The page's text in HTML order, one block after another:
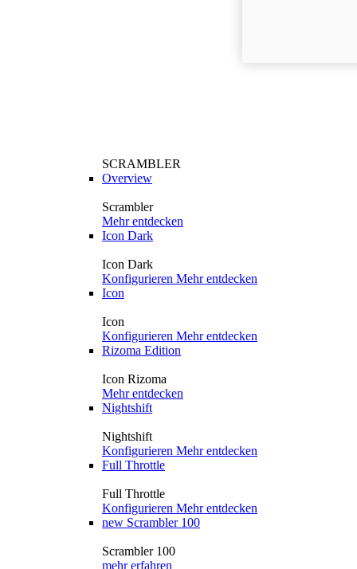
SCRAMBLER
Overview
Scrambler
Mehr entdecken
Icon Dark
Icon Dark
Konfigurieren Mehr entdecken
Icon
Icon
Konfigurieren Mehr entdecken
Rizoma Edition
Icon Rizoma
Mehr entdecken
Nightshift
Nightshift
Konfigurieren Mehr entdecken
Full Throttle
Full Throttle
Konfigurieren Mehr entdecken
new Scrambler 100
Scrambler 100
mehr erfahren